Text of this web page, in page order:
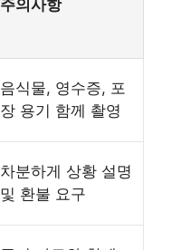
주의사항
음식물, 영수증, 포
장 용기 함께 촬영
차분하게 상황 설명
및 환불 요구